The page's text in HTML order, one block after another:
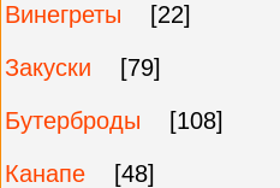
Винегреты
[22]
Закуски
[79]
Бутерброды
[108]
Канапе
[48]